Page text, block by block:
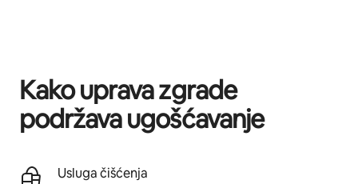
Kako uprava zgrade
podržava ugošćavanje
Usluga čišćenja